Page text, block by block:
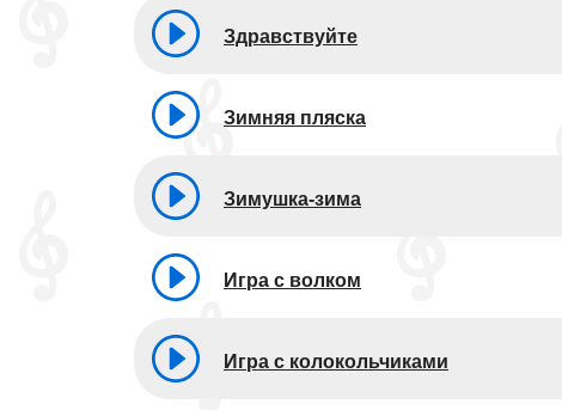
Здравствуйте
Зимняя пляска
Зимушка-зима
Игра с волком
Игра с колокольчиками